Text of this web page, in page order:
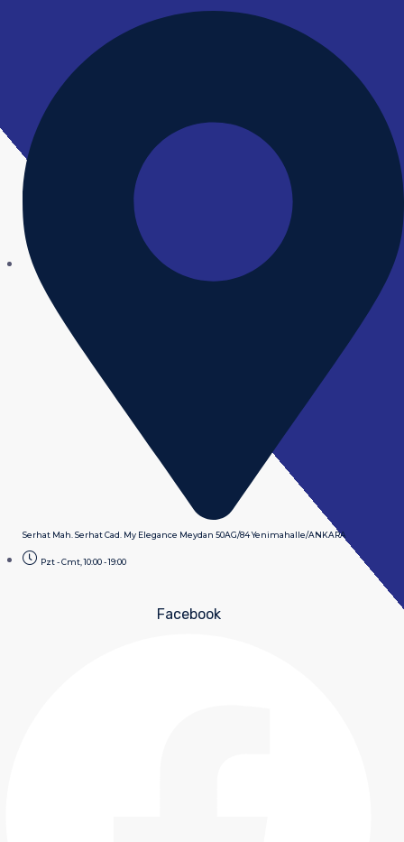
Serhat Mah. Serhat Cad. My Elegance Meydan 50AG/84 Yenimahalle/ANKARA
Pzt - Cmt, 10:00 - 19:00
Facebook